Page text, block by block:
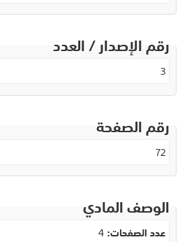
رقم الإصدار / العدد
3
رقم الصفحة
72
الوصف المادي
عدد الصفحات:4